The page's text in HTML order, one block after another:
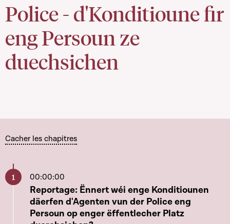
Police - d'Konditioune fir
eng Persoun ze
duechsichen
Cacher les chapitres
00:00:00
Aller à ce chapitre
Reportage: Ënnert wéi enge Konditiounen
däerfen d'Agenten vun der Police eng
Persoun op enger ëffentlecher Platz